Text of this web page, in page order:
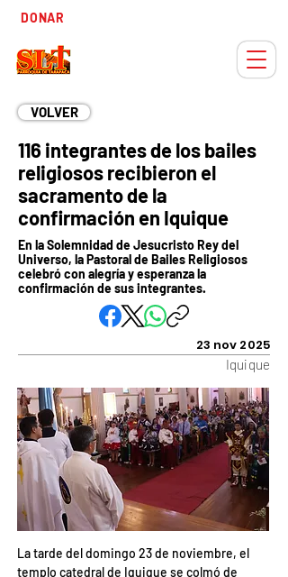
DONAR
VOLVER
116 integrantes de los bailes
religiosos recibieron el
sacramento de la
confirmación en Iquique
En la Solemnidad de Jesucristo Rey del
Universo, la Pastoral de Bailes Religiosos
celebró con alegría y esperanza la
confirmación de sus integrantes.
23 nov 2025
Iquique
La tarde del domingo 23 de noviembre, el
templo catedral de Iquique se colmó de